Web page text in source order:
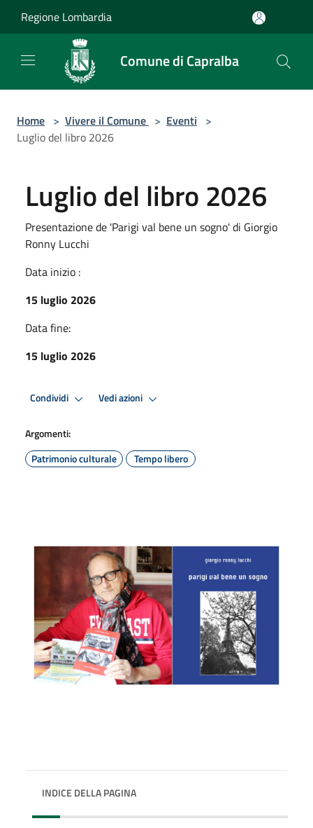
Regione Lombardia
Comune di Capralba
Home > Vivere il Comune > Eventi >
Luglio del libro 2026
Luglio del libro 2026
Presentazione de 'Parigi val bene un sogno' di Giorgio
Ronny Lucchi
Data inizio :
15 luglio 2026
Data fine:
15 luglio 2026
Condividi Vedi azioni
Argomenti:
Patrimonio culturale
Tempo libero
INDICE DELLA PAGINA